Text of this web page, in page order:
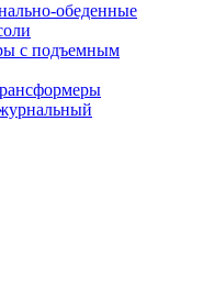
обеденные
с подъемным